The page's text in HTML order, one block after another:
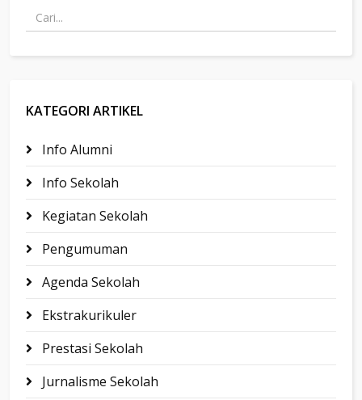
KATEGORI ARTIKEL
Info Alumni
Info Sekolah
Kegiatan Sekolah
Pengumuman
Agenda Sekolah
Ekstrakurikuler
Prestasi Sekolah
Jurnalisme Sekolah